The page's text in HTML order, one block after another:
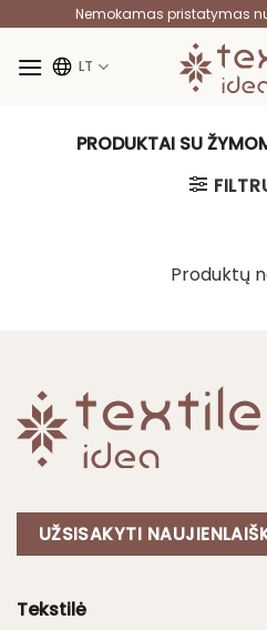
content
Nemokamas pristatymas
LT
PRODUKTAI SU
Produktų
UŽSISAKYTI
Tekstilė